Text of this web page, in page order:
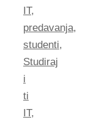
IT,
predavanja,
studenti,
Studiraj
i
ti
IT,